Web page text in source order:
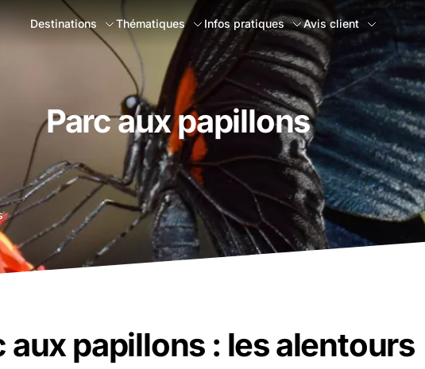
Destinations Thématiques Infos pratiques Avis client
Parc aux papillons
aux papillons : les alentours